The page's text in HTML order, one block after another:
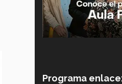
Programa